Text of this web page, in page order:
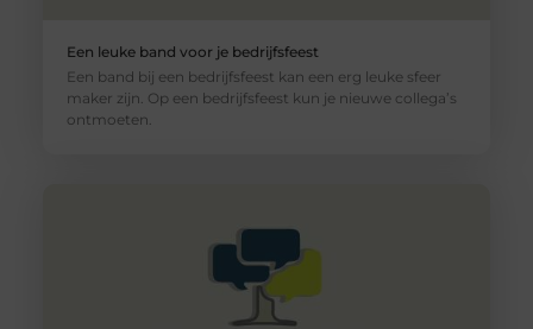
Een leuke band voor je bedrijfsfeest
Een band bij een bedrijfsfeest kan een erg leuke sfeer
maker zijn. Op een bedrijfsfeest kun je nieuwe collega’s
ontmoeten.